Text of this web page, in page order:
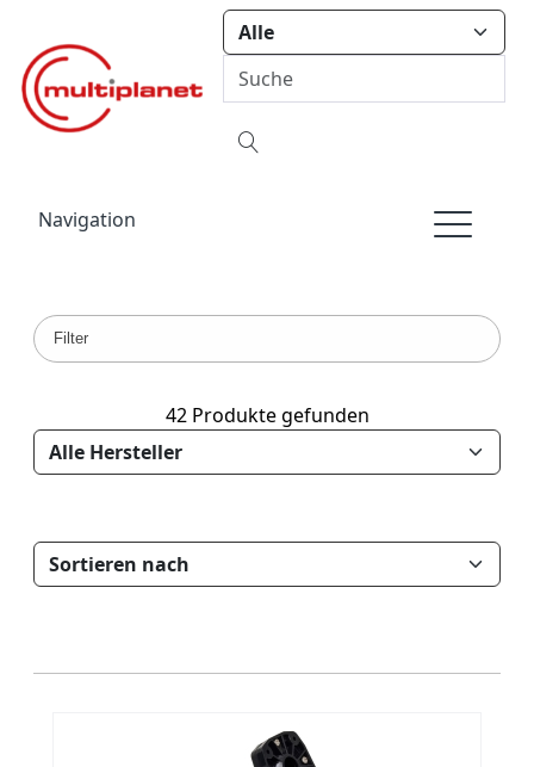
Navigation
Filter
42 Produkte gefunden